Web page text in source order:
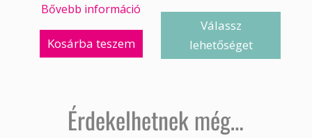
Bővebb információ
Kosárba teszem
Válassz
lehetőséget
Érdekelhetnek még…